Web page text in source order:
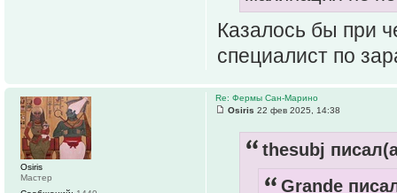
Казалось бы при
специалист по
Re: Фермы Сан-Марино
Osiris 22 фев 2025, 14:38
thesubj
Grande
Osiris
Мастер